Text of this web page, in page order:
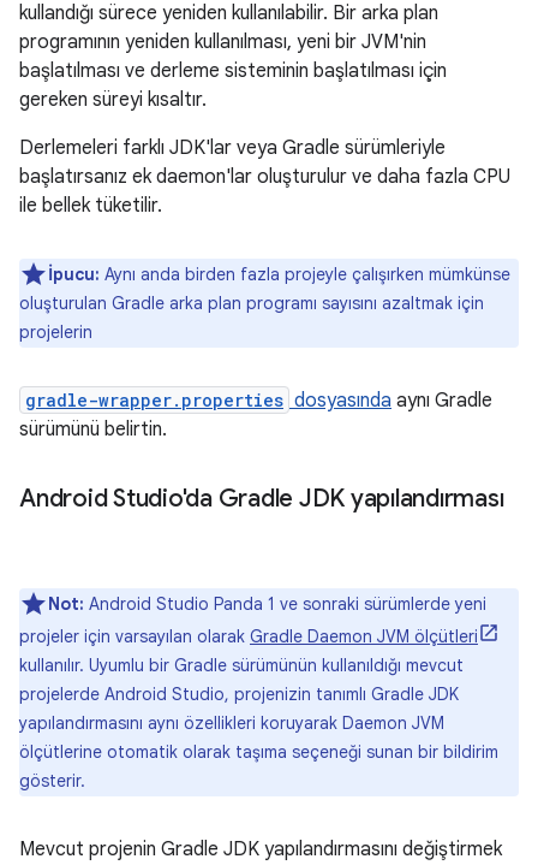
kullandığı sürece yeniden kullanılabilir. Bir arka plan
programının yeniden kullanılması, yeni bir JVM'nin
başlatılması ve derleme sisteminin başlatılması için
gereken süreyi kısaltır.
Derlemeleri farklı JDK'lar veya Gradle sürümleriyle
başlatırsanız ek daemon'lar oluşturulur ve daha fazla CPU
ile bellek tüketilir.
İpucu: Aynı anda birden fazla projeyle çalışırken mümkünse
oluşturulan Gradle arka plan programı sayısını azaltmak için
projelerin
gradle-wrapper.properties dosyasında aynı Gradle
sürümünü belirtin.
Android Studio'da Gradle JDK yapılandırması
Not: Android Studio Panda 1 ve sonraki sürümlerde yeni
projeler için varsayılan olarak Gradle Daemon JVM ölçütleri
kullanılır. Uyumlu bir Gradle sürümünün kullanıldığı mevcut
projelerde Android Studio, projenizin tanımlı Gradle JDK
yapılandırmasını aynı özellikleri koruyarak Daemon JVM
ölçütlerine otomatik olarak taşıma seçeneği sunan bir bildirim
gösterir.
Mevcut projenin Gradle JDK yapılandırmasını değiştirmek